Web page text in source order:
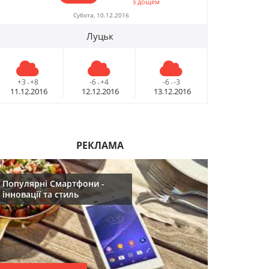
09.12.2016
легко прокидатися
вранці
30.11.2016
29.11.2016
Топ 5 серіалів
08.06.2016
Субота, 10.12.2016
Луцьк
+3 - +8
11.12.2016
-6 - +4
12.12.2016
-6 - -3
13.12.2016
РЕКЛАМА
Популярні Смартфони -
інновації та стиль